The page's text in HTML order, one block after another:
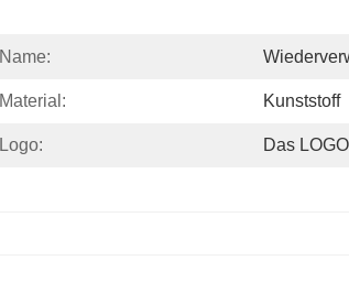
Name:
Material: Kunststoff
Logo: Das